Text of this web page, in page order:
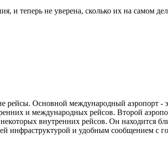
и теперь не уверена, сколько их на самом
рейсы. Основной международный аэропорт -
и международных рейсов. Второй
внутренних рейсов. Он находится
инфраструктурой и удобным сообщением с